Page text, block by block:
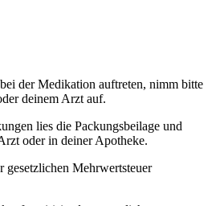
der Medikation auftreten, nimm bitte
deinem Arzt auf.
lies die Packungsbeilage und
oder in deiner Apotheke.
Mehrwertsteuer